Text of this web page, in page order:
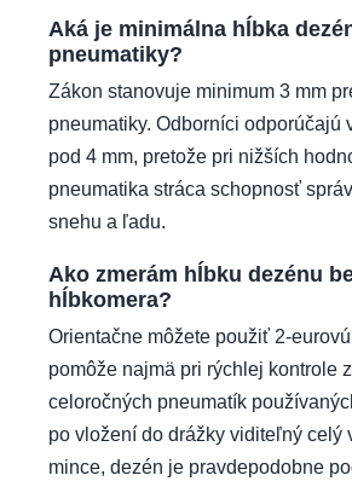
Aká je minimálna hĺbka
pneumatiky?
Zákon stanovuje minimum 3 mm
pneumatiky. Odborníci odporúčajú
pod 4 mm, pretože pri nižších
pneumatika stráca schopnosť
snehu a ľadu.
Ako zmerám hĺbku dezénu
hĺbkomera?
Orientačne môžete použiť 2-
pomôže najmä pri rýchlej kontrole
celoročných pneumatík
po vložení do drážky viditeľný celý
mince, dezén je pravdepodobne